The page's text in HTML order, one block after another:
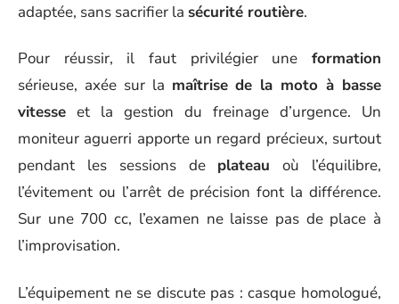
adaptée, sans sacrifier la sécurité routière.
Pour réussir, il faut privilégier une formation
sérieuse, axée sur la maîtrise de la moto à basse
vitesse et la gestion du freinage d’urgence. Un
moniteur aguerri apporte un regard précieux, surtout
pendant les sessions de plateau où l’équilibre,
l’évitement ou l’arrêt de précision font la différence.
Sur une 700 cc, l’examen ne laisse pas de place à
l’improvisation.
L’équipement ne se discute pas : casque homologué,